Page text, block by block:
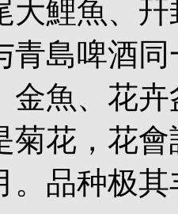
大鯉魚、
青島啤酒
金魚、花
菊花，花
。品种极